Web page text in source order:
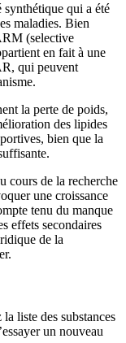
qui a été
maladies. Bien
(selective
en fait à une
qui peuvent
la perte de poids,
des lipides
bien que la
cours de la recherche
une croissance
tenu du manque
effets secondaires
de la
liste des substances
un nouveau